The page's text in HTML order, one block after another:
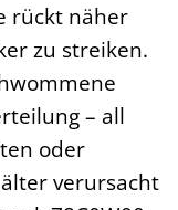
rückt näher
zu streiken.
– all
oder
verursacht